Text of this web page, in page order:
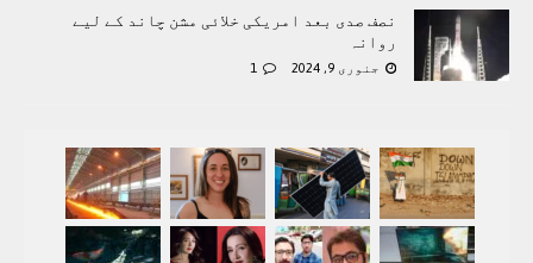
نصف صدی بعد امریکی خلائی مشن چاند کے لیے
روانہ
جنوری 9, 2024 1